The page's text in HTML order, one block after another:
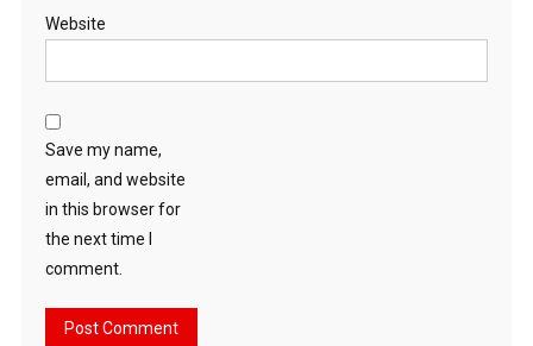
Website
Save my name,
email, and website
in this browser for
the next time I
comment.